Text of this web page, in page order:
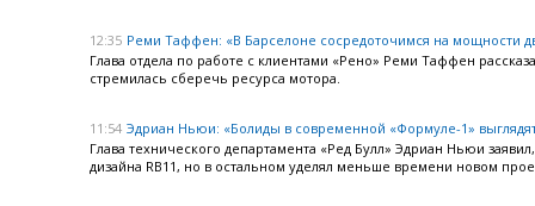
12:35 Реми Таффен: «В Барселоне сосредоточимся на мощности
Глава отдела по работе с клиентами «Рено» Реми Таффен
стремилась сберечь ресурса мотора.
11:54 Эдриан Ньюи: «Болиды в современной «Формуле-1»
Глава технического департамента «Ред Булл» Эдриан Ньюи
дизайна RB11, но в остальном уделял меньше времени новом